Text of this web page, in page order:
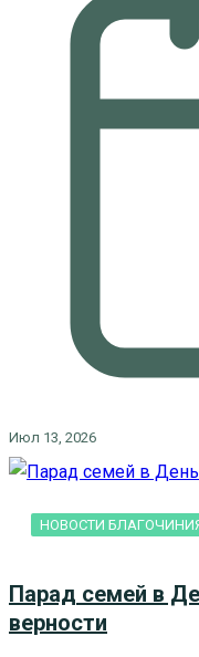
Июл 13, 2026
НОВОСТИ
Парад семей в
верности